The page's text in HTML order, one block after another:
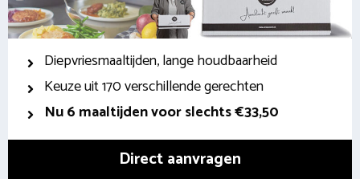
Diepvriesmaaltijden, lange houdbaarheid
Keuze uit 170 verschillende gerechten
Nu 6 maaltijden voor slechts €33,50
Direct aanvragen